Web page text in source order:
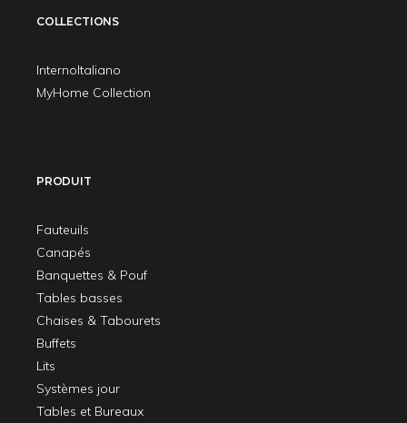
COLLECTIONS
InternoItaliano
MyHome Collection
PRODUIT
Fauteuils
Canapés
Banquettes & Pouf
Tables basses
Chaises & Tabourets
Buffets
Lits
Systèmes jour
Tables et Bureaux